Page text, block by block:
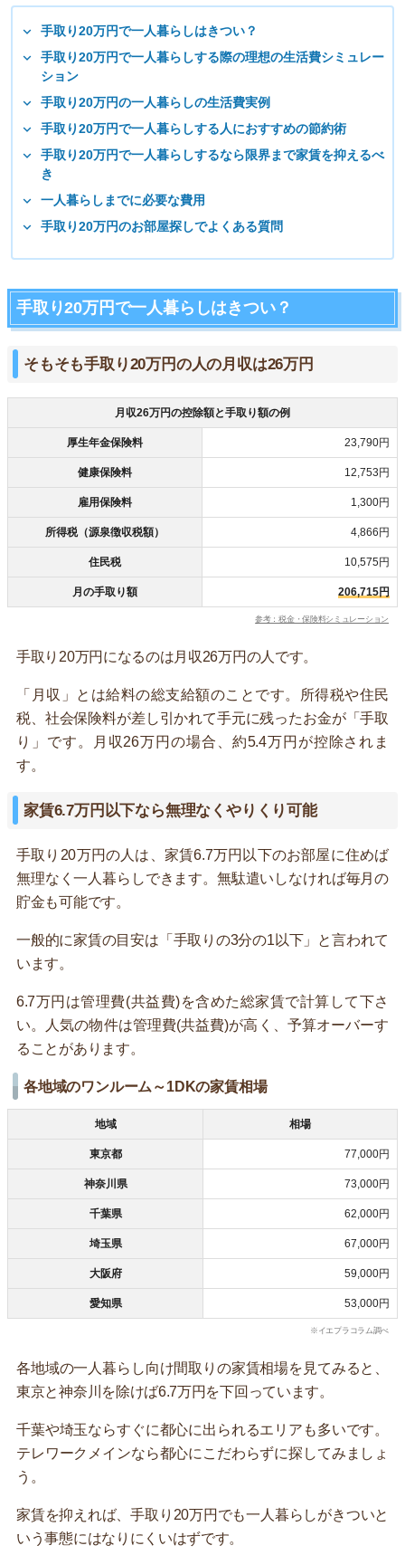
手取り20万円で一人暮らしはきつい？
手取り20万円で一人暮らしする際の理想の生活費シミュレー
ション
手取り20万円の一人暮らしの生活費実例
手取り20万円で一人暮らしする人におすすめの節約術
手取り20万円で一人暮らしするなら限界まで家賃を抑えるべ
き
一人暮らしまでに必要な費用
手取り20万円のお部屋探しでよくある質問
手取り20万円で一人暮らしはきつい？
そもそも手取り20万円の人の月収は26万円
月収26万円の控除額と手取り額の例
厚生年金保険料 23,790円
健康保険料 12,753円
雇用保険料 1,300円
所得税（源泉徴収税額） 4,866円
住民税 10,575円
月の手取り額 206,715円
参考：税金・保険料シミュレーション
手取り20万円になるのは月収26万円の人です。
「月収」とは給料の総支給額のことです。所得税や住民
税、社会保険料が差し引かれて手元に残ったお金が「手取
り」です。月収26万円の場合、約5.4万円が控除されま
す。
家賃6.7万円以下なら無理なくやりくり可能
手取り20万円の人は、家賃6.7万円以下のお部屋に住めば
無理なく一人暮らしできます。無駄遣いしなければ毎月の
貯金も可能です。
一般的に家賃の目安は「手取りの3分の1以下」と言われて
います。
6.7万円は管理費(共益費)を含めた総家賃で計算して下さ
い。人気の物件は管理費(共益費)が高く、予算オーバーす
ることがあります。
各地域のワンルーム～1DKの家賃相場
地域 相場
東京都 77,000円
神奈川県 73,000円
千葉県 62,000円
埼玉県 67,000円
大阪府 59,000円
愛知県 53,000円
※イエプラコラム調べ
各地域の一人暮らし向け間取りの家賃相場を見てみると、
東京と神奈川を除けば6.7万円を下回っています。
千葉や埼玉ならすぐに都心に出られるエリアも多いです。
テレワークメインなら都心にこだわらずに探してみましょ
う。
家賃を抑えれば、手取り20万円でも一人暮らしがきついと
いう事態にはなりにくいはずです。